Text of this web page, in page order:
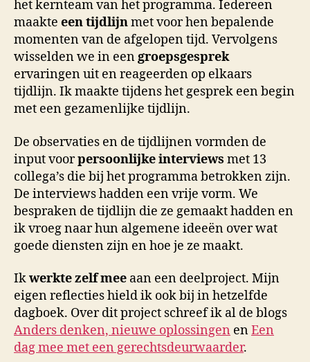
het kernteam van het programma. Iedereen
maakte een tijdlijnmet voor hen bepalende
momenten van de afgelopen tijd. Vervolgens
wisselden we in eengroepsgesprek
ervaringen uit en reageerden op elkaars
tijdlijn. Ik maakte tijdens het gesprek een begin
met een gezamenlijke tijdlijn.
De observaties en de tijdlijnen vormden de
input voorpersoonlijke interviews met 13
collega’s die bij het programma betrokken zijn.
De interviews hadden een vrije vorm. We
bespraken de tijdlijn die ze gemaakt hadden en
ik vroeg naar hun algemene ideeën over wat
goede diensten zijn en hoe je ze maakt.
Ikwerkte zelf mee aan een deelproject. Mijn
eigen reflecties hield ik ook bij in hetzelfde
dagboek. Over dit project schreef ik al de blogs
Anders denken, nieuwe oplossingen enEen
dag mee met een gerechtsdeurwaarder.